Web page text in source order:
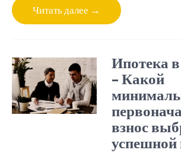
Читать далее →
Ипотека
– Какой
взнос
успешной